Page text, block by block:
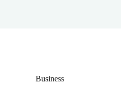
Business